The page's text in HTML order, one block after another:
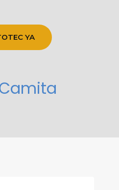
YA
Camita